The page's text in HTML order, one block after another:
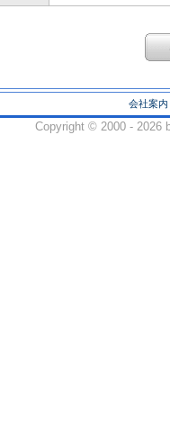
会社案内
Copyright © 2000 - 2026